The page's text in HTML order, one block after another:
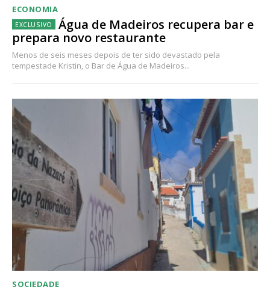
ECONOMIA
Água de Madeiros recupera bar e
prepara novo restaurante
Menos de seis meses depois de ter sido devastado pela
tempestade Kristin, o Bar de Água de Madeiros...
SOCIEDADE